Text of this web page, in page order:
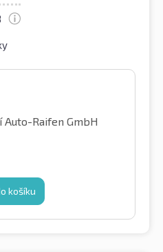
Raifen GmbH
košíku